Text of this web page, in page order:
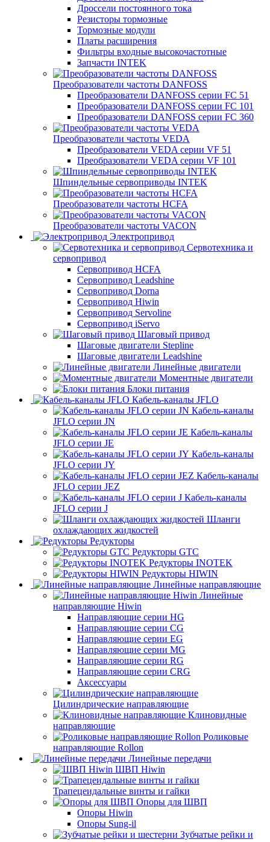
Дроссели постоянного тока
Резисторы тормозные
Тормозные модули
Платы расширения
Фильтры входные высокочастотные
Запчасти INTEK
Преобразователи частоты DANFOSS
Преобразователи DANFOSS серии FC 51
Преобразователи DANFOSS серии FC 101
Преобразователи DANFOSS серии FC 360
Преобразователи частоты VEDA
Преобразователи VEDA серии VF 51
Преобразователи VEDA серии VF 101
Шпиндельные сервоприводы INTEK
Преобразователи частоты HCFA
Преобразователи частоты VACON
Электропривод
Сервотехника и
сервопривод
Сервопривод HCFA
Сервопривод Leadshine
Сервопривод Dorna
Сервопривод Hiwin
Сервопривод Servoline
Сервопривод iServo
Шаговый привод
Шаговые двигатели Stepline
Шаговые двигатели Leadshine
Линейные двигатели
Моментные двигатели
Блоки питания
Кабель-каналы JFLO
Кабель-каналы
JFLO серии JN
Кабель-каналы
JFLO серии JE
Кабель-каналы
JFLO серии JY
Кабель-каналы
JFLO серии JEZ
Кабель-каналы
JFLO серии J
Шланги
охлаждающих жидкостей
Редукторы
Редукторы GTC
Редукторы INOTEK
Редукторы HIWIN
Линейные направляющие
Линейные
направляющие Hiwin
Направляющие серии HG
Направляющие серии CG
Направляющие серии EG
Направляющие серии MG
Направляющие серии RG
Направляющие серии CRG
Аксессуары
Цилиндрические направляющие
Клиновидные
направляющие
Роликовые
направляющие Rollon
Линейные передачи
ШВП Hiwin
Трапецеидальные винты и гайки
Опоры для ШВП
Опоры Hiwin
Опоры Sung-il
Зубчатые рейки и